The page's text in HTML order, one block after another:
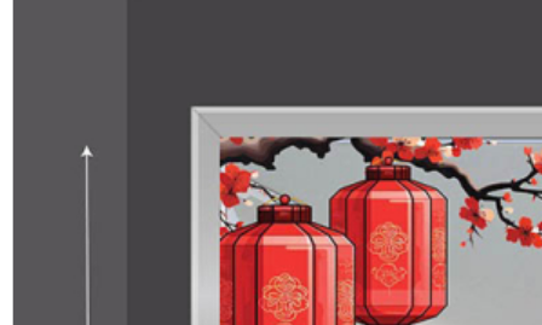
Tranh dán tường